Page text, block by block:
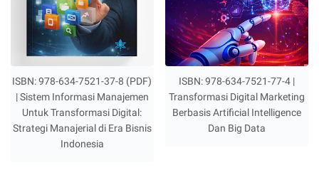
ISBN: 978-634-7521-37-8 (PDF)
| Sistem Informasi Manajemen
Untuk Transformasi Digital:
Strategi Manajerial di Era Bisnis
Indonesia
ISBN: 978-634-7521-77-4 |
Transformasi Digital Marketing
Berbasis Artificial Intelligence
Dan Big Data